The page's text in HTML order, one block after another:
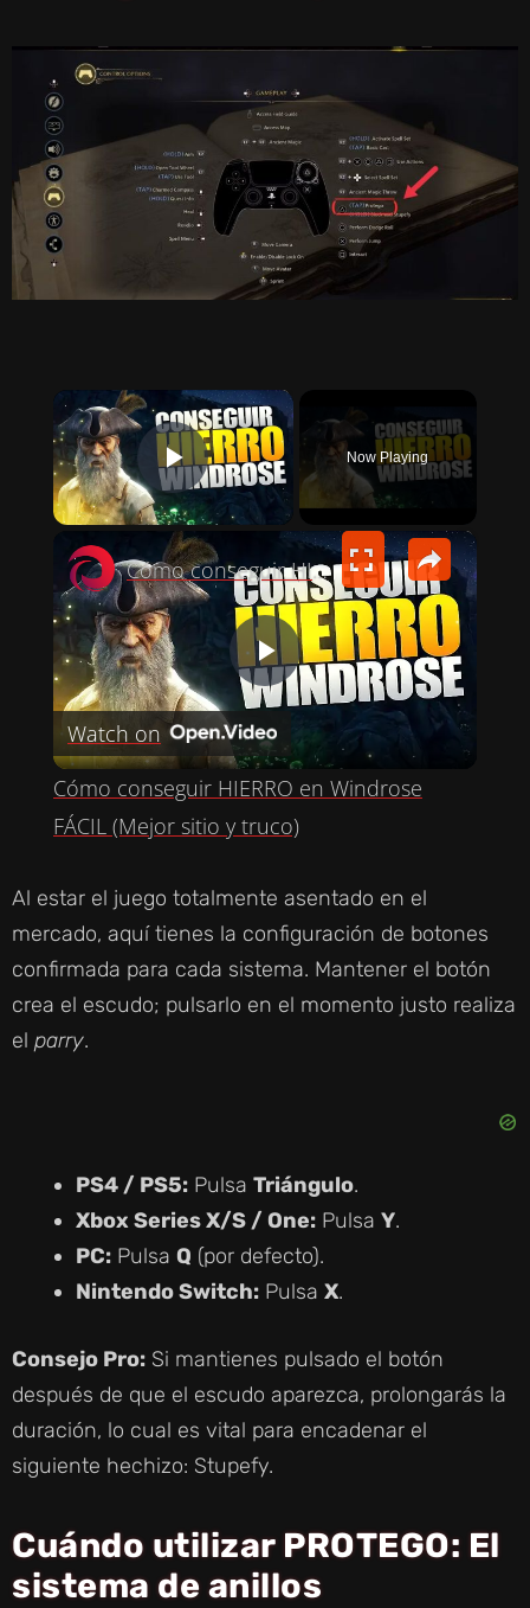
×
PLAY VIDEO
Now Playing
×
P
L
A
Y
V
E
O
Cómo conseguir HIERRO en Windrose FÁCIL (Mejor sitio y truco)
Watch on
Cómo conseguir HIERRO en Windrose
FÁCIL (Mejor sitio y truco)
Al estar el juego totalmente asentado en el
mercado, aquí tienes la configuración de botones
confirmada para cada sistema. Mantener el botón
crea el escudo; pulsarlo en el momento justo realiza
el parry.
PS4 / PS5: Pulsa Triángulo.
Xbox Series X/S / One: Pulsa Y.
PC: Pulsa Q (por defecto).
Nintendo Switch: Pulsa X.
Consejo Pro: Si mantienes pulsado el botón
después de que el escudo aparezca, prolongarás la
duración, lo cual es vital para encadenar el
siguiente hechizo: Stupefy.
Cuándo utilizar PROTEGO: El
sistema de anillos